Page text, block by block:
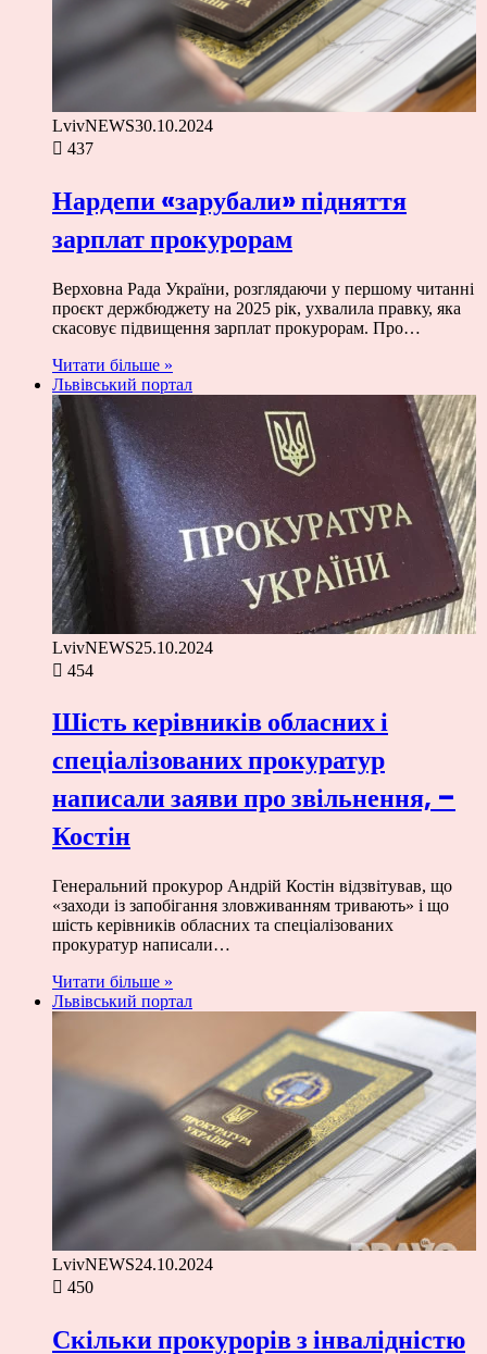
LvivNEWS30.10.2024
437
Нардепи «зарубали» підняття
зарплат прокурорам
Верховна Рада України, розглядаючи у першому читанні
проєкт держбюджету на 2025 рік, ухвалила правку, яка
скасовує підвищення зарплат прокурорам. Про…
Читати більше »
Львівський портал
LvivNEWS25.10.2024
454
Шість керівників обласних і
спеціалізованих прокуратур
написали заяви про звільнення, –
Костін
Генеральний прокурор Андрій Костін відзвітував, що
«заходи із запобігання зловживанням тривають» і що
шість керівників обласних та спеціалізованих
прокуратур написали…
Читати більше »
Львівський портал
LvivNEWS24.10.2024
450
Скільки прокурорів з інвалідністю